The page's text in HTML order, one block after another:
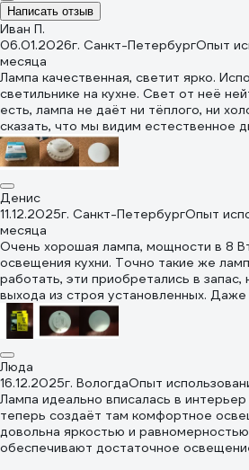
Написать отзыв
Иван П.
06.01.2026г. Санкт-ПетербургОпыт
месяца
Лампа качественная, светит ярко.
светильнике на кухне. Свет от неё
есть, лампа не даёт ни тёплого, ни
сказать, что мы видим естественное
облачный день, когда солнышко
приятен для глаз, при таком
цветопередачи, то она для этой лампы
немного углубиться в эту тему:
насколько точно свет от лампы
предметов, не искажает ли свет лампы
Так вот, эта лампа имеет
бытового использования просто
надёжно фиксируется в светильнике,
Например, у меня лампа прекрасно
кухни. Про качество освещения я уже
Мощность у неё 6 ватт (эквивалент
накаливания).
Денис
11.12.2025г. Санкт-ПетербургОпыт
месяца
Очень хорошая лампа, мощности в 8
освещения кухни. Точно такие же
работать, эти приобретались в запас,
выхода из строя установленных. Даже
лет они работают, примерно 4 года.
производителем 30000 часов точно
сейчас, ведь запас карманы не тянет.
рабочего напряжения 150–264 В
без каких-либо видимых изменений.
напряжение скачет, это значительно
службы, в городе с этим проблем нет,
Люда
16.12.2025г. ВологдаОпыт
Лампа идеально вписалась в
теперь создаёт там комфортное
довольна яркостью и
обеспечивают достаточное